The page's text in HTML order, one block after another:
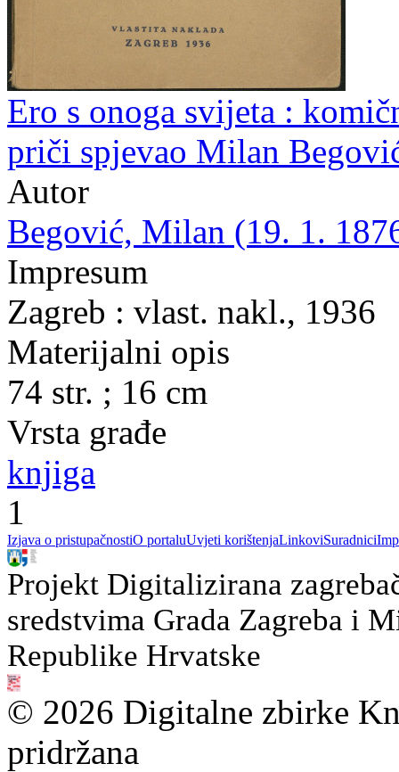
Ero s onoga svijeta :
priči spjevao Milan
Autor
Begović, Milan (19. 1.
Impresum
Zagreb : vlast. nakl., 1936
Materijalni opis
74 str. ; 16 cm
Vrsta građe
knjiga
1
Izjava o pristupačnostiO portaluUvjeti korištenjaLinkoviSuradnici
Projekt Digitalizirana
sredstvima Grada Zagreba i
Republike Hrvatske
© 2026 Digitalne zbirke
pridržana